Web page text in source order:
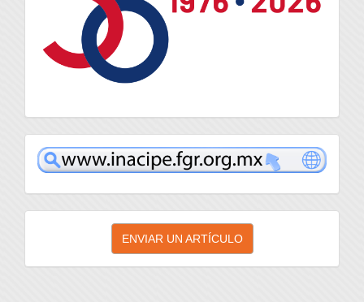
inacipe
Enviar
artículo
ENVIAR UN ARTÍCULO